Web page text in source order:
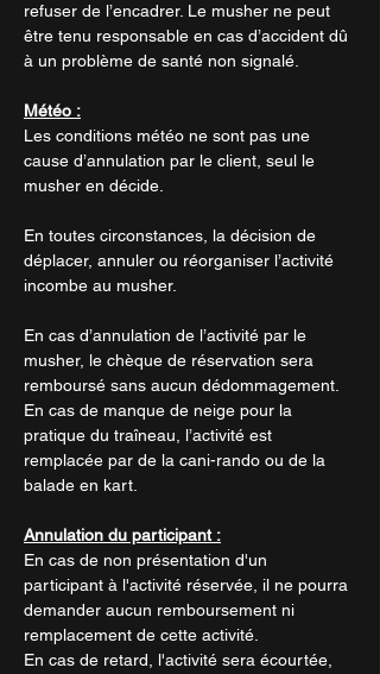
refuser de l’encadrer. Le musher ne peut
être tenu responsable en cas d’accident dû
à un problème de santé non signalé.
Météo :
Les conditions météo ne sont pas une
cause d’annulation par le client, seul le
musher en décide.
En toutes circonstances, la décision de
déplacer, annuler ou réorganiser l’activité
incombe au musher.
En cas d’annulation de l’activité par le
musher, le chèque de réservation sera
remboursé sans aucun dédommagement.
En cas de manque de neige pour la
pratique du traîneau, l’activité est
remplacée par de la cani-rando ou de la
balade en kart.
Annulation du participant :
En cas de non présentation d'un
participant à l'activité réservée, il ne pourra
demander aucun remboursement ni
remplacement de cette activité.
En cas de retard, l'activité sera écourtée,